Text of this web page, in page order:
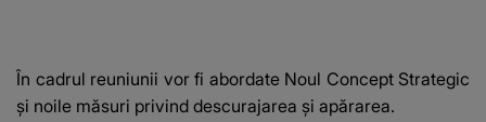
În cadrul reuniunii vor fi abordate Noul Concept Strategic
şi noile măsuri privind descurajarea şi apărarea.